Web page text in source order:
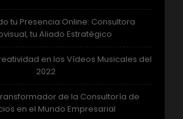
tu Presencia Online: Consultora
tu Aliado Estratégico
en los Vídeos Musicales del
2022
de la Consultoría de
en el Mundo Empresarial